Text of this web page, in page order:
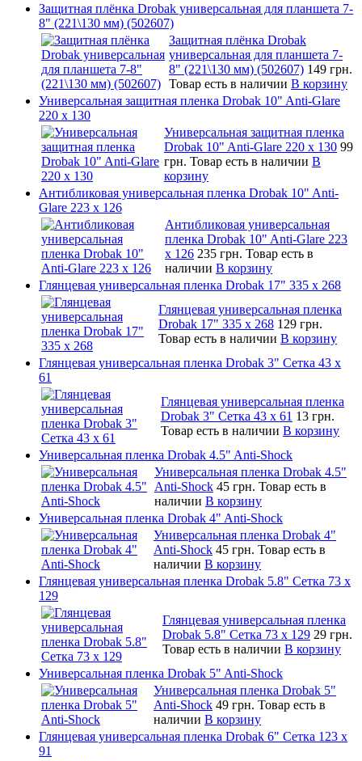
Защитная плёнка Drobak универсальная для планшета 7-
8" (221\130 мм) (502607)
Защитная плёнка Drobak
универсальная для планшета 7-
8" (221\130 мм) (502607) 149 грн.
Товар есть в наличии В корзину
Универсальная защитная пленка Drobak 10" Anti-Glare
220 x 130
Универсальная защитная пленка
Drobak 10" Anti-Glare 220 x 130 99
грн. Товар есть в наличии В
корзину
Антибликовая универсальная пленка Drobak 10" Anti-
Glare 223 x 126
Антибликовая универсальная
пленка Drobak 10" Anti-Glare 223
x 126 235 грн. Товар есть в
наличии В корзину
Глянцевая универсальная пленка Drobak 17" 335 х 268
Глянцевая универсальная пленка
Drobak 17" 335 х 268 129 грн.
Товар есть в наличии В корзину
Глянцевая универсальная пленка Drobak 3" Сетка 43 x
61
Глянцевая универсальная пленка
Drobak 3" Сетка 43 x 61 13 грн.
Товар есть в наличии В корзину
Универсальная пленка Drobak 4.5" Anti-Shock
Универсальная пленка Drobak 4.5"
Anti-Shock 45 грн. Товар есть в
наличии В корзину
Универсальная пленка Drobak 4" Anti-Shock
Универсальная пленка Drobak 4"
Anti-Shock 45 грн. Товар есть в
наличии В корзину
Глянцевая универсальная пленка Drobak 5.8" Сетка 73 x
129
Глянцевая универсальная пленка
Drobak 5.8" Сетка 73 x 129 29 грн.
Товар есть в наличии В корзину
Универсальная пленка Drobak 5" Anti-Shock
Универсальная пленка Drobak 5"
Anti-Shock 49 грн. Товар есть в
наличии В корзину
Глянцевая универсальная пленка Drobak 6" Сетка 123 х
91